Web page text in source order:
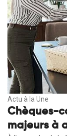
Actu à la Une
Chèques-
majeurs à